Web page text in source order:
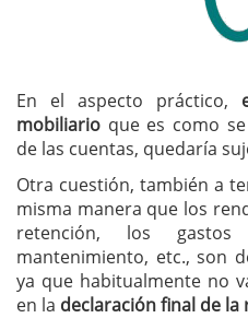
En el aspecto práctico,
mobiliario que es como
de las cuentas, quedaría
Otra cuestión, también a
misma manera que los
retención, los
mantenimiento, etc., son
ya que habitualmente no
en la declaración final de la